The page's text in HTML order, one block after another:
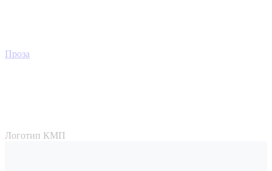
Проза
Логотип КМП